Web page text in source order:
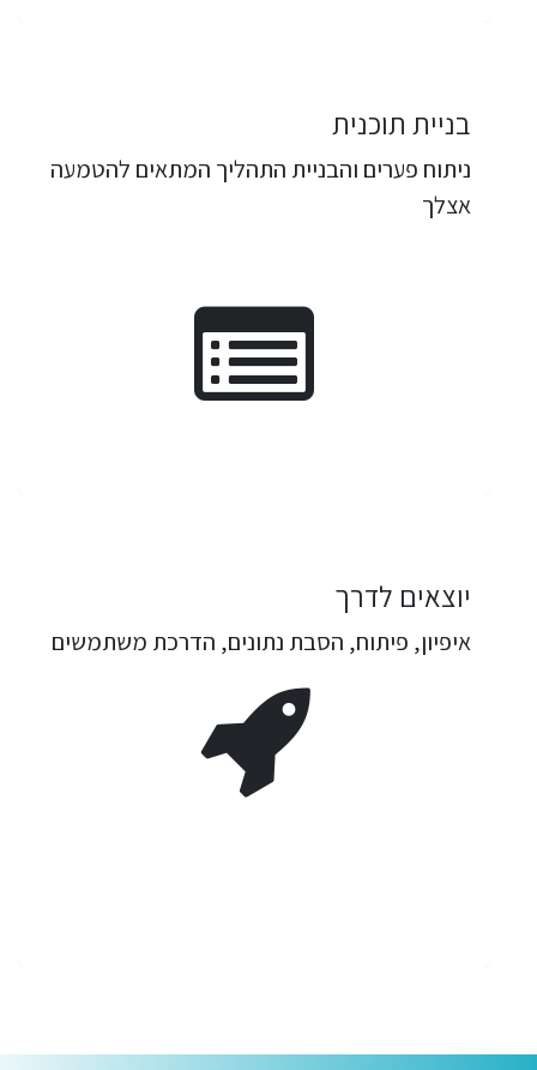
בניית תוכנית
ניתוח פערים והבניית התהליך המתאים להטמעה
אצלך
יוצאים לדרך
איפיון, פיתוח, הסבת נתונים, הדרכת משתמשים